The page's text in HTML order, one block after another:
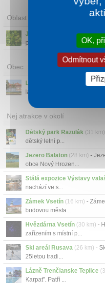
Oblast
Jižní Morava
- Nejteplejší a
přijdou ja...
Obec
Luhačovice
- Malé lázeňské
láká k návštěvám...
Nej atrakce v okolí
Dětský park Razulák (31 km)
dětský letní p...
Jezero Balaton (28 km) -
obce Nový Hrozen...
Stálá expozice Výstavy
nachází ve s...
Zámek Vsetín (16 km) -
budovou města...
Hvězdárna Vsetín (30 km) -
zařízením s místní p...
Ski areál Rusava (26 km) -
25letou tradi...
Lázně Trenčianske Teplice
Karpat”. Patří ...
OK,
Odmítnout